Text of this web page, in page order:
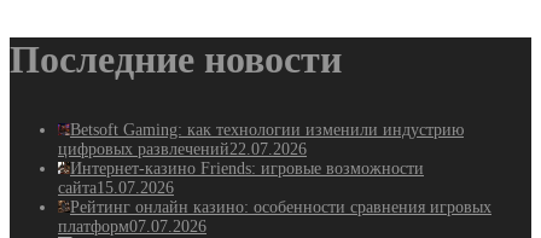
Последние новости
Betsoft Gaming: как технологии изменили индустрию
цифровых развлечений22.07.2026
Интернет-казино Friends: игровые возможности
сайта15.07.2026
Рейтинг онлайн казино: особенности сравнения игровых
платформ07.07.2026